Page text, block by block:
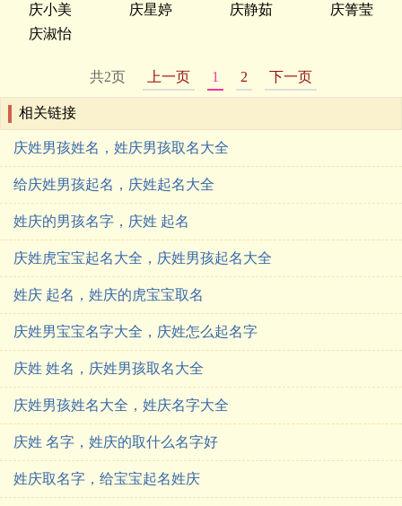
庆小美
庆星婷 庆静茹
庆箐莹
庆淑怡
共2页 上一页 1 2 下一页
相关链接
庆姓男孩姓名，姓庆男孩取名大全
给庆姓男孩起名，庆姓起名大全
姓庆的男孩名字，庆姓 起名
庆姓虎宝宝起名大全，庆姓男孩起名大全
姓庆 起名，姓庆的虎宝宝取名
庆姓男宝宝名字大全，庆姓怎么起名字
庆姓 姓名，庆姓男孩取名大全
庆姓男孩姓名大全，姓庆名字大全
庆姓 名字，姓庆的取什么名字好
姓庆取名字，给宝宝起名姓庆